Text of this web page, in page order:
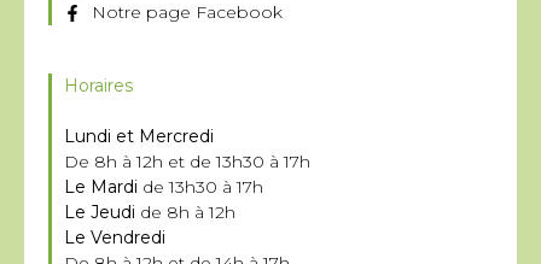
Notre page Facebook
Horaires
Lundi et Mercredi
De 8h à 12h et de 13h30 à 17h
Le Mardi de 13h30 à 17h
Le Jeudi de 8h à 12h
Le Vendredi